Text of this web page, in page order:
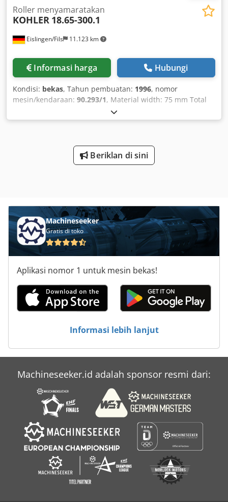
Eislingen/Fils 11.123 km
Roller menyamaratakan
KOHLER 18.65-300.1
Informasi harga Hubungi
Kondisi: bekas, Tahun pembuatan: 1996, nomor
mesin/kendaraan: 90.293/1, Material width: 75 mm Total
power requirement: 1.5 kW Space requirement approx.:
1.90 x 1.15 x 1.25 m Chodpecxxpnsfx Akrja
Beriklan di sini
Machineseeker
Gratis di toko
Aplikasi nomor 1 untuk mesin bekas!
Informasi lebih lanjut
Machineseeker.id adalah sponsor resmi dari: